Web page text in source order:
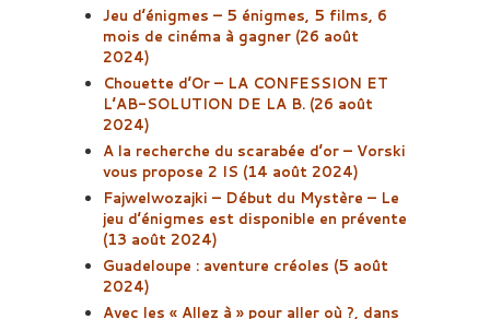
Jeu d’énigmes – 5 énigmes, 5 films, 6
mois de cinéma à gagner (26 août
2024)
Chouette d’Or – LA CONFESSION ET
L’AB-SOLUTION DE LA B. (26 août
2024)
A la recherche du scarabée d’or – Vorski
vous propose 2 IS (14 août 2024)
Fajwelwozajki – Début du Mystère – Le
jeu d’énigmes est disponible en prévente
(13 août 2024)
Guadeloupe : aventure créoles (5 août
2024)
Avec les « Allez à » pour aller où ?, dans